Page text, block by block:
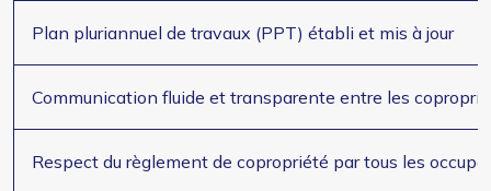
Plan pluriannuel de travaux (PPT) établi et mis à jour
Communication fluide et transparente entre les
Respect du règlement de copropriété par tous les